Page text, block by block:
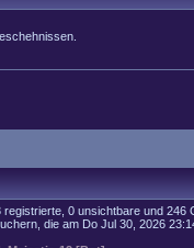
registrierte, 0 unsichtbare und
die am Do Jul 30, 2026